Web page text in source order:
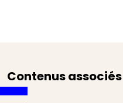
Contenus associés